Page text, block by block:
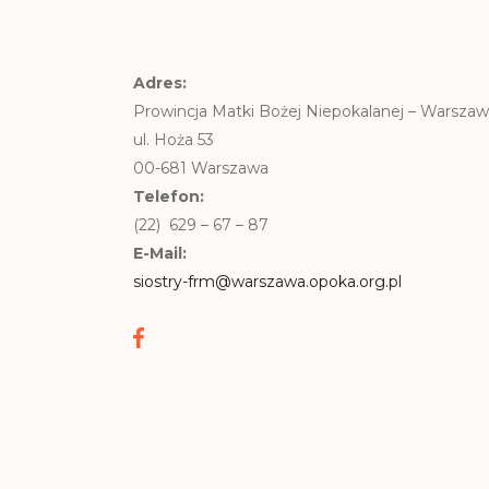
Adres:
Prowincja Matki Bożej Niepokalanej –
ul. Hoża 53
00-681 Warszawa
Telefon:
(22) 629 – 67 – 87
E-Mail:
siostry-frm@warszawa.opoka.org.pl